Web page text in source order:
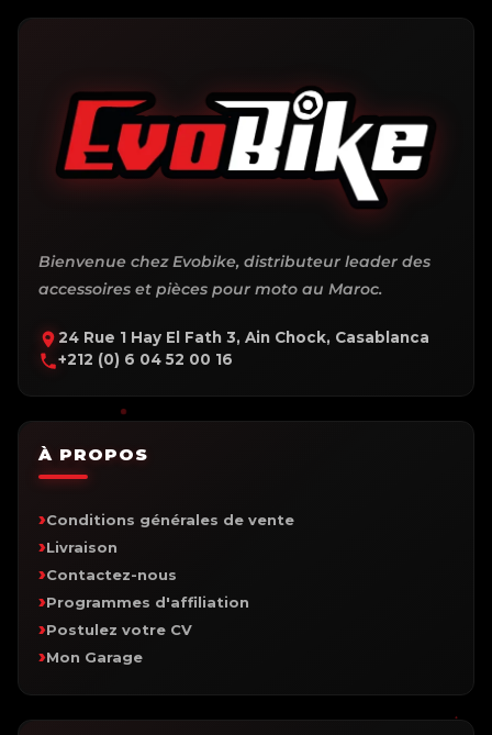
Bienvenue chez Evobike, distributeur leader des
accessoires et pièces pour moto au Maroc.
24 Rue 1 Hay El Fath 3, Ain Chock, Casablanca
+212 (0) 6 04 52 00 16
À PROPOS
Conditions générales de vente
Livraison
Contactez-nous
Programmes d'affiliation
Postulez votre CV
Mon Garage